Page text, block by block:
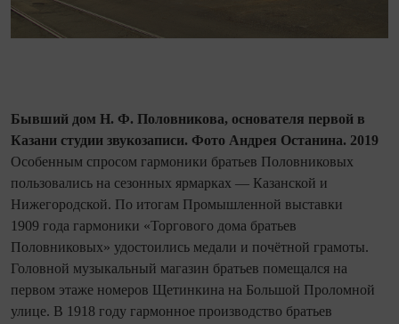
Бывший дом Н. Ф. Половникова, основателя первой в
Казани студии звукозаписи. Фото Андрея Останина. 2019
Особенным спросом гармоники братьев Половниковых
пользовались на сезонных ярмарках — Казанской и
Нижегородской. По итогам Промышленной выставки
1909 года гармоники «Торгового дома братьев
Половниковых» удостоились медали и почётной грамоты.
Головной музыкальный магазин братьев помещался на
первом этаже номеров Щетинкина на Большой Проломной
улице. В 1918 году гармонное производство братьев